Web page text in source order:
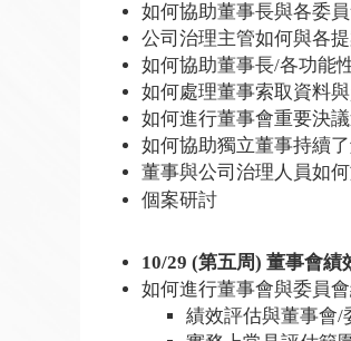
如何協助董事長與各委
公司治理主管如何與各
如何協助董事長/各功能
如何處理董事索取資料
如何進行董事會重要決
如何協助獨立董事持續
董事與公司治理人員如
個案研討
10/29 (第五周) 董事會
如何進行董事會與委員會
績效評估與董事會/